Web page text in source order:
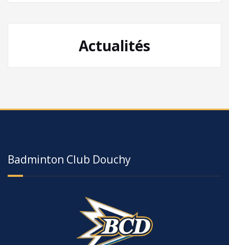
Actualités
Badminton Club Douchy